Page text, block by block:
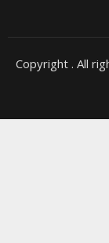
Copyright . All